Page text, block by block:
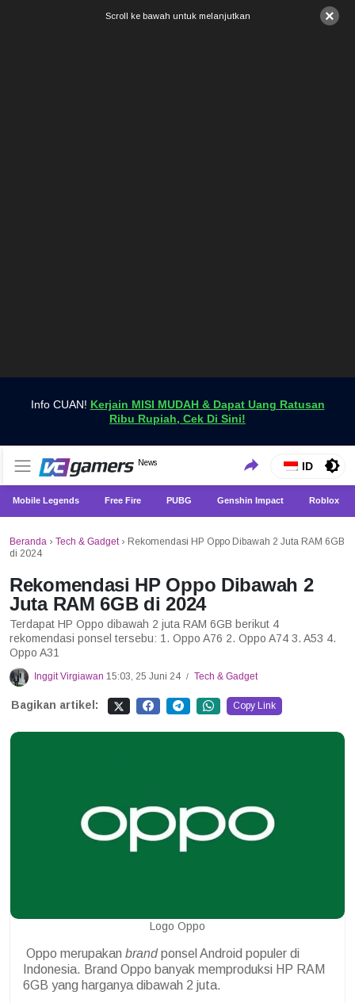
×
Scroll ke bawah untuk melanjutkan
Info CUAN! Kerjain MISI MUDAH & Dapat Uang Ratusan
Ribu Rupiah, Cek Di Sini!
VCGamers News
News
Dapatkan Berita Games Terbaru Hanya di VCGamers
ID
Mobile Legends Free Fire PUBG Genshin Impact Roblox
Beranda › Tech & Gadget› Rekomendasi HP Oppo Dibawah 2 Juta RAM 6GB
di 2024
Rekomendasi HP Oppo Dibawah 2
Juta RAM 6GB di 2024
Terdapat HP Oppo dibawah 2 juta RAM 6GB berikut 4
rekomendasi ponsel tersebu: 1. Oppo A76 2. Oppo A74 3. A53 4.
Oppo A31
Inggit Virgiawan 15:03, 25 Juni 24 / Tech & Gadget
Bagikan artikel: Copy Link
Logo Oppo
Oppo merupakan brandponsel Android populer di
Indonesia. Brand Oppo banyak memproduksi HP RAM
6GB yang harganya dibawah 2 juta.